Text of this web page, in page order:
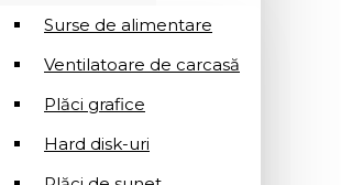
Surse de alimentare
Ventilatoare de carcasă
Plăci grafice
Hard disk-uri